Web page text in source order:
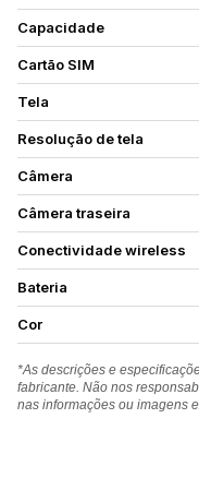
Capacidade
Cartão SIM
Tela
Resolução de tela
Câmera
Câmera traseira
Conectividade wireless
Bateria
Cor
*As descrições e
fabricante. Não nos
nas informações ou imagens